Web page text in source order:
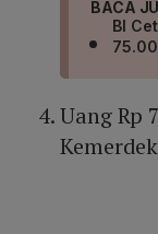
BACA
BI
Uang Rp